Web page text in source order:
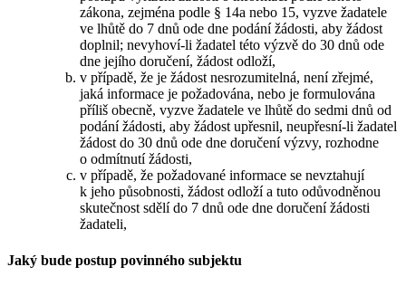
zákona, zejména podle § 14a nebo 15, vyzve žadatele
ve lhůtě do 7 dnů ode dne podání žádosti, aby žádost
doplnil; nevyhoví-li žadatel této výzvě do 30 dnů ode
dne jejího doručení, žádost odloží,
v případě, že je žádost nesrozumitelná, není zřejmé,
jaká informace je požadována, nebo je formulována
příliš obecně, vyzve žadatele ve lhůtě do sedmi dnů od
podání žádosti, aby žádost upřesnil, neupřesní-li žadatel
žádost do 30 dnů ode dne doručení výzvy, rozhodne
o odmítnutí žádosti,
v případě, že požadované informace se nevztahují
k jeho působnosti, žádost odloží a tuto odůvodněnou
skutečnost sdělí do 7 dnů ode dne doručení žádosti
žadateli,
Jaký bude postup povinného subjektu